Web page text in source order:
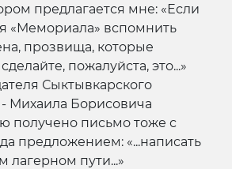
предлагается мне: «Если
«Мемориала» вспомнить
прозвища, которые
пожалуйста, это...»
Сыктывкарского
Михаила Борисовича
получено письмо тоже с
предложением: «...написать
лагерном пути...»